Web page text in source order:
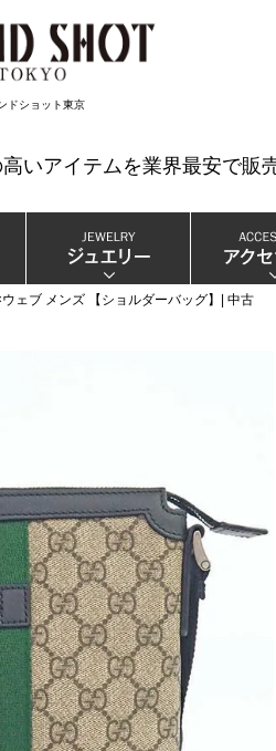
ドショット東京
いアイテムを業界最安で販
ェブ メンズ 【ショルダーバッグ】| 中古